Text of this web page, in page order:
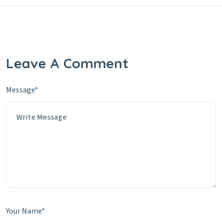
Leave A Comment
Message*
Your Name*